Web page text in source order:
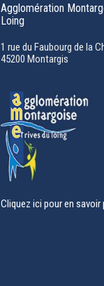
Agglomération
Loing
1 rue du Faubourg de la
45200 Montargis
Cliquez ici pour en savoir